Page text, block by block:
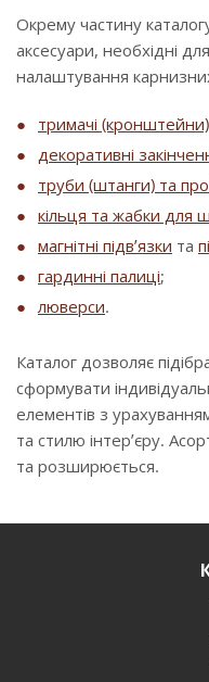
Окрему частину
аксесуари, необхідні
налаштування
тримачі (кронштейни)
декоративні
труби (штанги) та
кільця та жабки для
магнітні підв’язки та
гардинні палиці;
люверси.
Каталог дозволяє
сформувати
елементів з
та стилю інтер’єру.
та розширюється.